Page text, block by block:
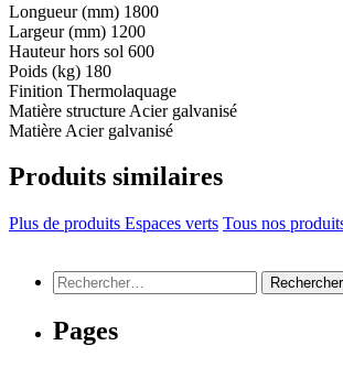
Longueur (mm) 1800
Largeur (mm) 1200
Hauteur hors sol 600
Poids (kg) 180
Finition Thermolaquage
Matière structure Acier galvanisé
Matière Acier galvanisé
Produits similaires
Plus de produits Espaces verts Tous nos
Rechercher :
Pages